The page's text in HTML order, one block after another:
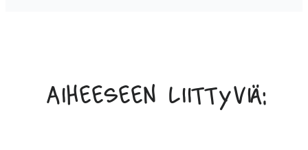
Aiheeseen liittyviä: